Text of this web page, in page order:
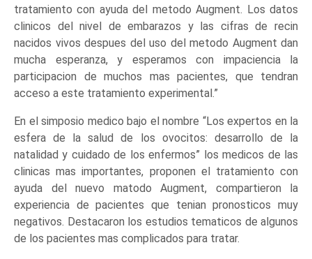
tratamiento con ayuda del metodo Augment. Los datos
clinicos del nivel de embarazos y las cifras de recin
nacidos vivos despues del uso del metodo Augment dan
mucha esperanza, y esperamos con impaciencia la
participacion de muchos mas pacientes, que tendran
acceso a este tratamiento experimental.”
En el simposio medico bajo el nombre “Los expertos en la
esfera de la salud de los ovocitos: desarrollo de la
natalidad y cuidado de los enfermos” los medicos de las
clinicas mas importantes, proponen el tratamiento con
ayuda del nuevo matodo Augment, compartieron la
experiencia de pacientes que tenian pronosticos muy
negativos. Destacaron los estudios tematicos de algunos
de los pacientes mas complicados para tratar.